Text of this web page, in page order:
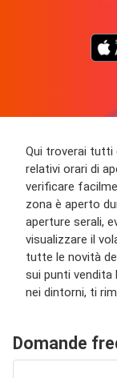
Qui troverai tutti
relativi orari di
verificare
zona è aperto
aperture serali,
visualizzare il
tutte le novità
sui punti vendita
nei dintorni, ti
Domande